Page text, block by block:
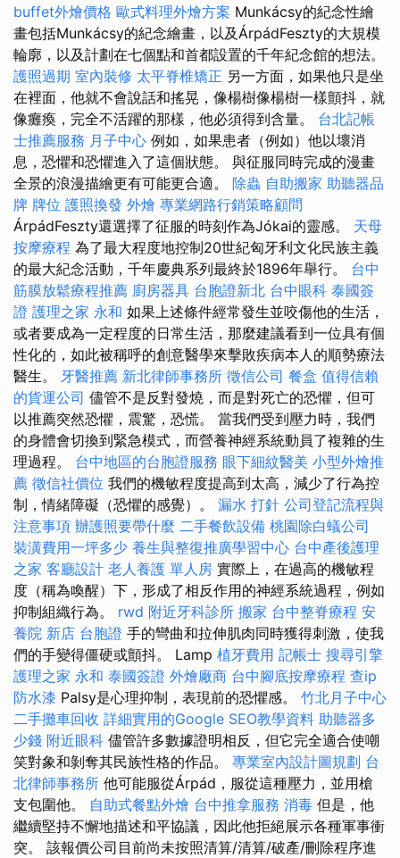
buffet外燴價格 歐式料理外燴方案 Munkácsy的紀念性繪
畫包括Munkácsy的紀念繪畫，以及ÁrpádFeszty的大規模
輪廓，以及計劃在七個點和首都設置的千年紀念館的想法。
護照過期 室內裝修 太平脊椎矯正 另一方面，如果他只是坐
在裡面，他就不會說話和搖晃，像楊樹像楊樹一樣顫抖，就
像癱瘓，完全不活躍的那樣，他必須得到含量。 台北記帳
士推薦服務 月子中心 例如，如果患者（例如）他以壞消
息，恐懼和恐懼進入了這個狀態。 與征服同時完成的漫畫
全景的浪漫描繪更有可能更合適。 除蟲 自助搬家 助聽器品
牌 牌位 護照換發 外燴 專業網路行銷策略顧問
ÁrpádFeszty還選擇了征服的時刻作為Jókai的靈感。 天母
按摩療程 為了最大程度地控制20世紀匈牙利文化民族主義
的最大紀念活動，千年慶典系列最終於1896年舉行。 台中
筋膜放鬆療程推薦 廚房器具 台胞證新北 台中眼科 泰國簽
證 護理之家 永和 如果上述條件經常發生並咬傷他的生活，
或者要成為一定程度的日常生活，那麼建議看到一位具有個
性化的，如此被稱呼的創意醫學來擊敗疾病本人的順勢療法
醫生。 牙醫推薦 新北律師事務所 徵信公司 餐盒 值得信賴
的貨運公司 儘管不是反對發燒，而是對死亡的恐懼，但可
以推薦突然恐懼，震驚，恐慌。 當我們受到壓力時，我們
的身體會切換到緊急模式，而營養神經系統動員了複雜的生
理過程。 台中地區的台胞證服務 眼下細紋醫美 小型外燴推
薦 徵信社價位 我們的機敏程度提高到太高，減少了行為控
制，情緒障礙（恐懼的感覺）。 漏水 打針 公司登記流程與
注意事項 辦護照要帶什麼 二手餐飲設備 桃園除白蟻公司
裝潢費用一坪多少 養生與整復推廣學習中心 台中產後護理
之家 客廳設計 老人養護 單人房 實際上，在過高的機敏程
度（稱為喚醒）下，形成了相反作用的神經系統過程，例如
抑制組織行為。 rwd 附近牙科診所 搬家 台中整脊療程 安
養院 新店 台胞證 手的彎曲和拉伸肌肉同時獲得刺激，使我
們的手變得僵硬或顫抖。 Lamp 植牙費用 記帳士 搜尋引擎
護理之家 永和 泰國簽證 外燴廠商 台中腳底按摩療程 查ip
防水漆 Palsy是心理抑制，表現前的恐懼感。 竹北月子中心
二手攤車回收 詳細實用的Google SEO教學資料 助聽器多
少錢 附近眼科 儘管許多數據證明相反，但它完全適合使嘲
笑對象和剝奪其民族性格的作品。 專業室內設計圖規劃 台
北律師事務所 他可能服從Árpád，服從這種壓力，並用槍
支包圍他。 自助式餐點外燴 台中推拿服務 消毒 但是，他
繼續堅持不懈地描述和平協議，因此他拒絕展示各種軍事衝
突。 該報價公司目前尚未按照清算/清算/破產/刪除程序進